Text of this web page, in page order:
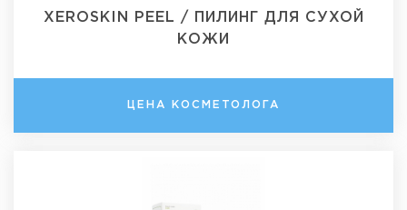
XEROSKIN PEEL / ПИЛИНГ ДЛЯ СУХОЙ
КОЖИ
ЦЕНА КОСМЕТОЛОГА